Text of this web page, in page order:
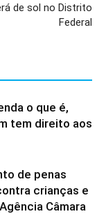
de sol no Distrito
Federal
o que é,
tem direito aos
de penas
crianças e
Câmara